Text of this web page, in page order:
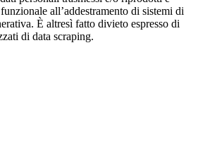
all’addestramento di sistemi di
È altresì fatto divieto espresso di
di data scraping.